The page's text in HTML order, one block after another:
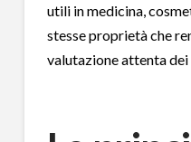
utili in medicina,
stesse proprietà che
valutazione attenta dei